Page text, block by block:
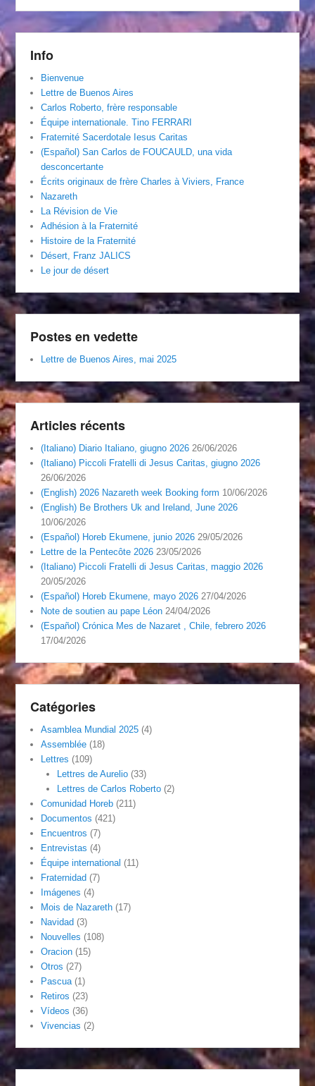
Info
Bienvenue
Lettre de Buenos Aires
Carlos Roberto, frère responsable
Équipe internationale. Tino FERRARI
Fraternité Sacerdotale Iesus Caritas
(Español) San Carlos de FOUCAULD, una vida
desconcertante
Écrits originaux de frère Charles à Viviers, France
Nazareth
La Révision de Vie
Adhésion à la Fraternité
Histoire de la Fraternité
Désert, Franz JALICS
Le jour de désert
Postes en vedette
Lettre de Buenos Aires, mai 2025
Articles récents
(Italiano) Diario Italiano, giugno 2026 26/06/2026
(Italiano) Piccoli Fratelli di Jesus Caritas, giugno 2026
26/06/2026
(English) 2026 Nazareth week Booking form 10/06/2026
(English) Be Brothers Uk and Ireland, June 2026
10/06/2026
(Español) Horeb Ekumene, junio 2026 29/05/2026
Lettre de la Pentecôte 2026 23/05/2026
(Italiano) Piccoli Fratelli di Jesus Caritas, maggio 2026
20/05/2026
(Español) Horeb Ekumene, mayo 2026 27/04/2026
Note de soutien au pape Léon 24/04/2026
(Español) Crónica Mes de Nazaret , Chile, febrero 2026
17/04/2026
Catégories
Asamblea Mundial 2025 (4)
Assemblée (18)
Lettres (109)
Lettres de Aurelio(33)
Lettres de Carlos Roberto(2)
Comunidad Horeb (211)
Documentos (421)
Encuentros (7)
Entrevistas (4)
Équipe international (11)
Fraternidad (7)
Imágenes (4)
Mois de Nazareth (17)
Navidad (3)
Nouvelles (108)
Oracion (15)
Otros (27)
Pascua (1)
Retiros (23)
Vídeos (36)
Vivencias (2)